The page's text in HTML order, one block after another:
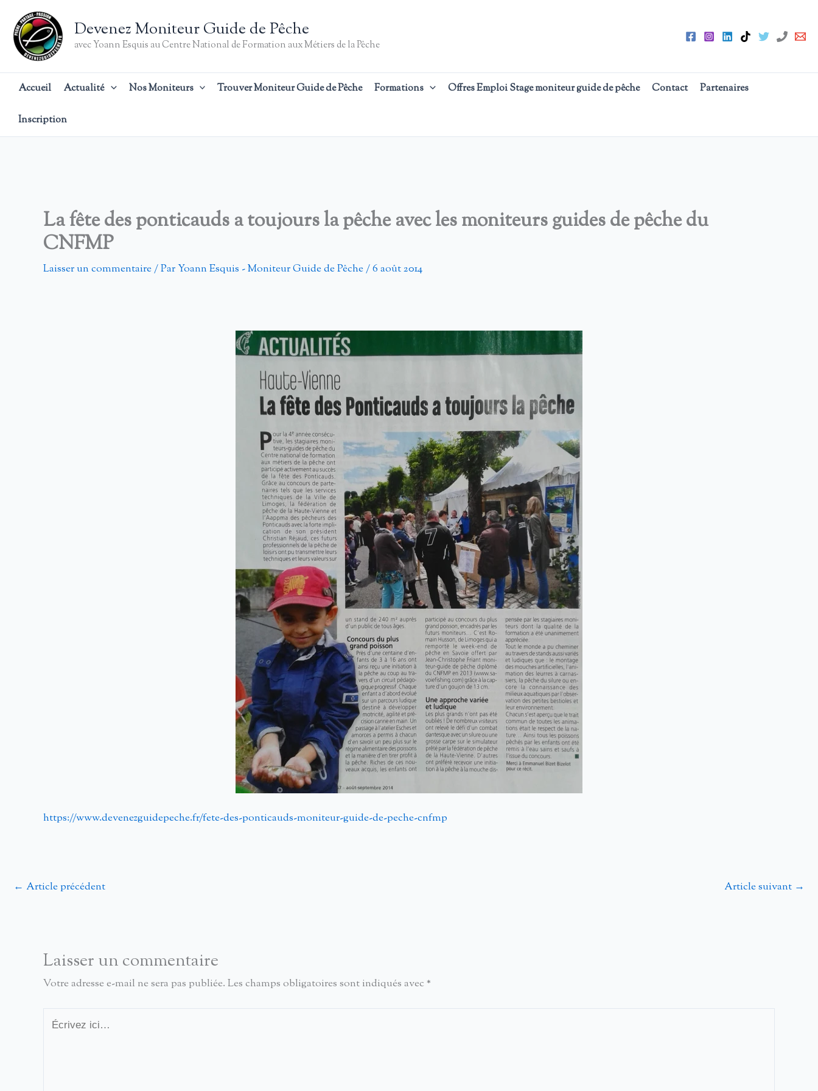
contenu
Devenez Moniteur Guide de Pêche
avec Yoann Esquis au Centre National de Formation aux Métiers de la Pêche
Accueil Actualité Nos Moniteurs Trouver Moniteur Guide de Pêche Formations Offres Emploi Stage moniteur guide de pêche Contact Partenaires
Inscription
La fête des ponticauds a toujours la pêche avec les moniteurs guides de pêche du
CNFMP
Laisser un commentaire/ ParYoann Esquis - Moniteur Guide de Pêche/6 août 2014
https://www.devenezguidepeche.fr/fete-des-ponticauds-moniteur-guide-de-peche-cnfmp
← Article précédent Article suivant →
Laisser un commentaire
Votre adresse e-mail ne sera pas publiée. Les champs obligatoires sont indiqués avec *
Écrivez
ici…